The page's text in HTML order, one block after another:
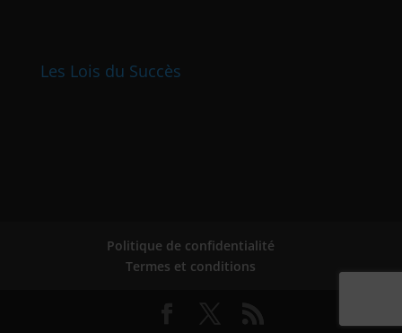
Les Lois du Succès
Politique de confidentialité
Termes et conditions